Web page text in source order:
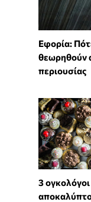
Εφορία:
θεωρηθούν
περιουσίας
3 ογκολόγοι